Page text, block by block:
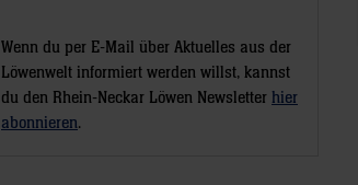
Wenn du per E-Mail über Aktuelles aus der
Löwenwelt informiert werden willst, kannst
du den Rhein-Neckar Löwen Newsletter hier
abonnieren.